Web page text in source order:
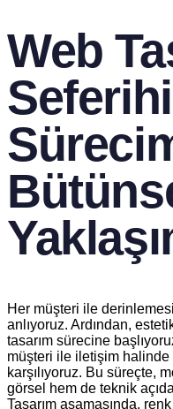
Web
Her müşteri ile
anlıyoruz. Ardından,
tasarım sürecine
müşteri ile iletişim
karşılıyoruz. Bu süreçte,
görsel hem de teknik
Tasarım aşamasında,